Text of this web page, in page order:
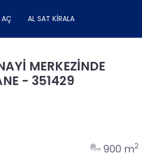
AL SAT KIRALA
MERKEZİNDE
- 351429
900 m2